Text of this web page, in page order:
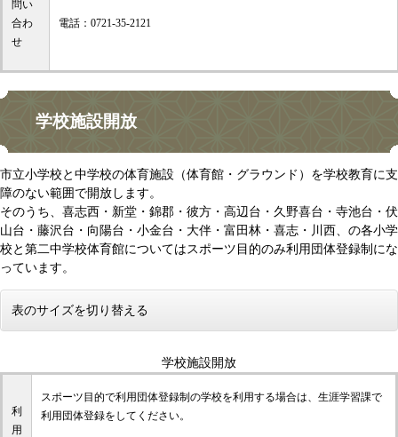
問い
合わ
せ
電話：0721-35-2121
学校施設開放
市立小学校と中学校の体育施設（体育館・グラウンド）を学校教育に支
障のない範囲で開放します。
そのうち、喜志西・新堂・錦郡・彼方・高辺台・久野喜台・寺池台・伏
山台・藤沢台・向陽台・小金台・大伴・富田林・喜志・川西、の各小学
校と第二中学校体育館についてはスポーツ目的のみ利用団体登録制にな
っています。
表のサイズを切り替える
学校施設開放
利
用
スポーツ目的で利用団体登録制の学校を利用する場合は、生涯学習課で
利用団体登録をしてください。